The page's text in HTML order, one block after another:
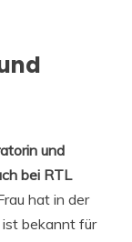
und
bei RTL
hat in der
bekannt für